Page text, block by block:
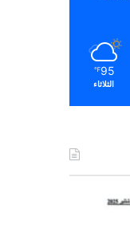
95
℉
الثلاثاء